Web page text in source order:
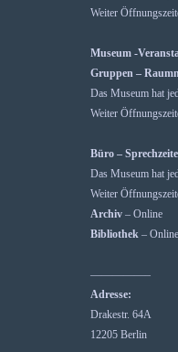
Weiter
Museum -
Gruppen –
Das Museum hat
Weiter
Büro –
Das Museum hat
Weiter
Archiv – Online
Bibliothek –
—————–
Adresse:
Drakestr. 64A
12205 Berlin